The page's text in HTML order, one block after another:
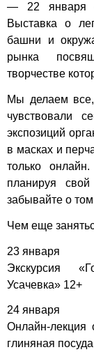
— 22 января
Выставка о
башни и
рынка
творчестве
Мы делаем все,
чувствовали
экспозиций
в масках и
только
планируя
забывайте о
Чем еще
23 января
Экскурсия
Усачевка» 12+
24 января
Онлайн-лекция
глиняная